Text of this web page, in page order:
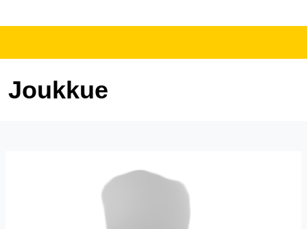
Joukkue